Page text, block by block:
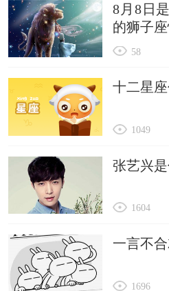
8月8日
的狮子
58
十二星
1049
张艺兴
1604
一言不
1696